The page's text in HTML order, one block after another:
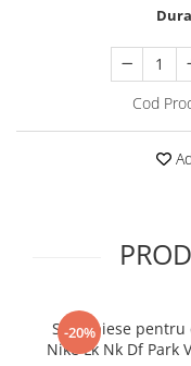
Cod
-20%
Set 3 piese pentru
Nike Lk Nk Df Park